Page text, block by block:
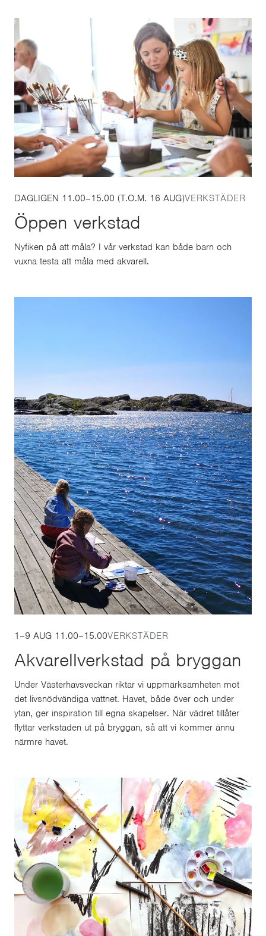
DAGLIGEN 11.00–15.00 (T.O.M. 16 AUG)VERKSTÄDER
Öppen verkstad
Nyfiken på att måla? I vår verkstad kan både barn och
vuxna testa att måla med akvarell.
1–9 AUG 11.00–15.00VERKSTÄDER
Akvarellverkstad på bryggan
Under Västerhavsveckan riktar vi uppmärksamheten mot
det livsnödvändiga vattnet. Havet, både över och under
ytan, ger inspiration till egna skapelser. När vädret tillåter
flyttar verkstaden ut på bryggan, så att vi kommer ännu
närmre havet.